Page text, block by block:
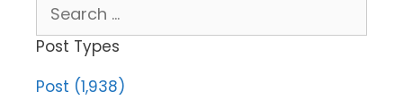
for:
Post Types
Post (1,938)